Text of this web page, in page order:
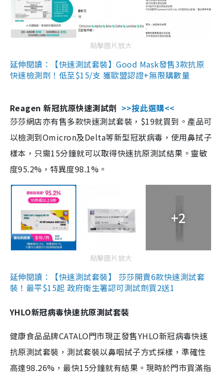
點擊圖片放大
延伸閱讀：【快速測試套裝】Good Mask發售3款抗原
快速檢測劑！低至$15/支 獲歐盟認證+無限購數量
Reagen 新冠抗原快速測試劑 >>按此選購<<
莎莎網店亦有售多款快速測試套裝，$19就買到。產品可
以檢測到Omicron及Delta等新型冠狀病毒，使用鼻拭子
樣本，只需15分鐘就可以取得快速抗原測試結果。靈敏
度95.2%，特異度98.1%。
+2
點擊圖片放大
延伸閱讀：【快速測試套裝】 莎莎開賣6款快速測試套
裝！最平$15起 政府衛生署認可測試劑買2送1
YHLO新冠病毒快速抗原測試套裝
健康食品品牌CATALO門市現正發售YHLO新冠病毒快速
抗原測試套裝，測試套裝以鼻咽拭子方式採樣，準確性
高達98.26%，最快15分鐘就有結果。現時於門市買滿指